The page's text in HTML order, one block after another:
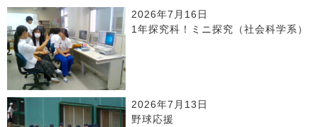
2026年7月16日
1年探究科！ミニ探究（社会科学系）
2026年7月13日
野球応援